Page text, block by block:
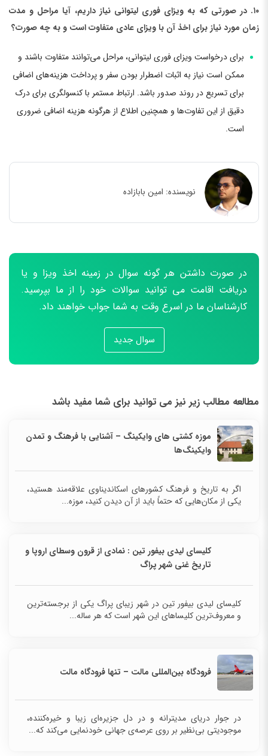
۱۰. در صورتی که به ویزای فوری لیتوانی نیاز داریم، آیا مراحل و مدت
زمان مورد نیاز برای اخذ آن با ویزای عادی متفاوت است و به چه صورت؟
برای درخواست ویزای فوری لیتوانی، مراحل می‌توانند متفاوت باشند و
ممکن است نیاز به اثبات اضطرار بودن سفر و پرداخت هزینه‌های اضافی
برای تسریع در روند صدور باشد. ارتباط مستمر با کنسولگری برای درک
دقیق از این تفاوت‌ها و همچنین اطلاع از هرگونه هزینه اضافی ضروری
است.
نویسنده: امین بابازاده
در صورت داشتن هر گونه سوال در زمینه اخذ ویزا و یا
دریافت اقامت می توانید سوالات خود را از ما بپرسید.
کارشناسان ما در اسرع وقت به شما جواب خواهند داد.
سوال جدید
مطالعه مطالب زیر نیز می توانید برای شما مفید باشد
موزه کشتی‌ های وایکینگ – آشنایی با فرهنگ و تمدن
وایکینگ‌ها
اگر به تاریخ و فرهنگ کشورهای اسکاندیناوی علاقه‌مند هستید،
یکی از مکان‌هایی که حتماً باید از آن دیدن کنید، موزه...
کلیسای لیدی بیفور تین : نمادی از قرون وسطای اروپا و
تاریخ غنی شهر پراگ
کلیسای لیدی بیفور تین در شهر زیبای پراگ یکی از
برجسته‌ترین و معروف‌ترین کلیساهای این شهر است که